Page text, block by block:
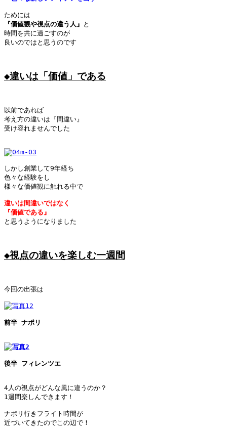
『価値観や視点の違う人』 と
時間を共に過ごすのが
良いのではと思うのです
◆違いは「価値」である
以前であれば
考え方の違いは『間違い』
受け容れませんでした
しかし創業して9年経ち
色々な経験をし
様々な価値観に触れる中で
違いは間違いではなく
『価値である』
と思うようになりました
◆視点の違いを楽しむ一週間
今回の出張は
前半 ナポリ
後半 フィレンツエ
4人の視点がどんな風に違うのか？
1週間楽しんできます！
ナポリ行きフライト時間が
近づいてきたのでこの辺で！